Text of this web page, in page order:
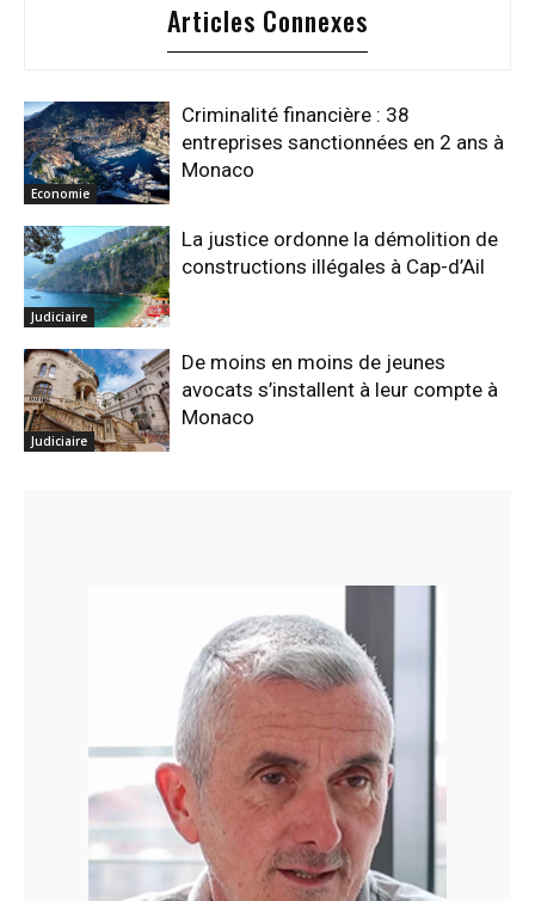
Articles Connexes
Economie
Criminalité financière : 38
entreprises sanctionnées en 2 ans à
Monaco
Judiciaire
La justice ordonne la démolition de
constructions illégales à Cap-d’Ail
Judiciaire
De moins en moins de jeunes
avocats s’installent à leur compte à
Monaco